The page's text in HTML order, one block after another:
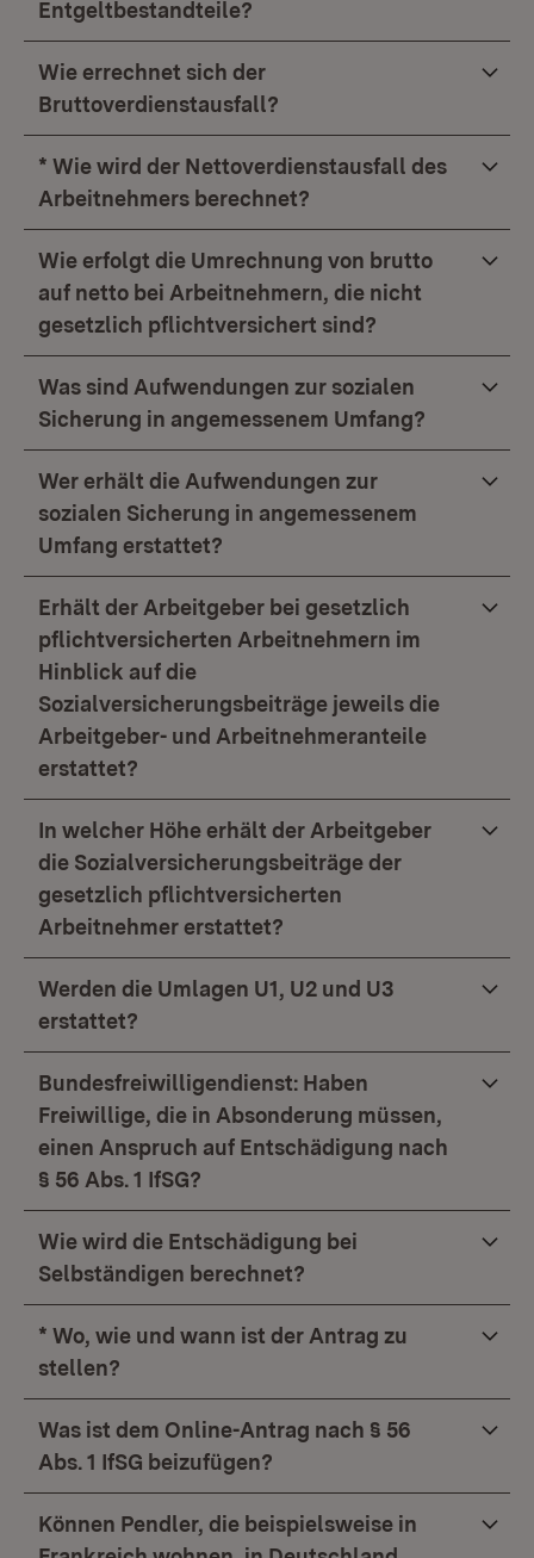
Entgeltbestandteile?
Wie errechnet sich der
Bruttoverdienstausfall?
* Wie wird der Nettoverdienstausfall des
Arbeitnehmers berechnet?
Wie erfolgt die Umrechnung von brutto
auf netto bei Arbeitnehmern, die nicht
gesetzlich pflichtversichert sind?
Was sind Aufwendungen zur sozialen
Sicherung in angemessenem Umfang?
Wer erhält die Aufwendungen zur
sozialen Sicherung in angemessenem
Umfang erstattet?
Erhält der Arbeitgeber bei gesetzlich
pflichtversicherten Arbeitnehmern im
Hinblick auf die
Sozialversicherungsbeiträge jeweils die
Arbeitgeber- und Arbeitnehmeranteile
erstattet?
In welcher Höhe erhält der Arbeitgeber
die Sozialversicherungsbeiträge der
gesetzlich pflichtversicherten
Arbeitnehmer erstattet?
Werden die Umlagen U1, U2 und U3
erstattet?
Bundesfreiwilligendienst: Haben
Freiwillige, die in Absonderung müssen,
einen Anspruch auf Entschädigung nach
§ 56 Abs. 1 IfSG?
Wie wird die Entschädigung bei
Selbständigen berechnet?
* Wo, wie und wann ist der Antrag zu
stellen?
Was ist dem Online-Antrag nach § 56
Abs. 1 IfSG beizufügen?
Können Pendler, die beispielsweise in